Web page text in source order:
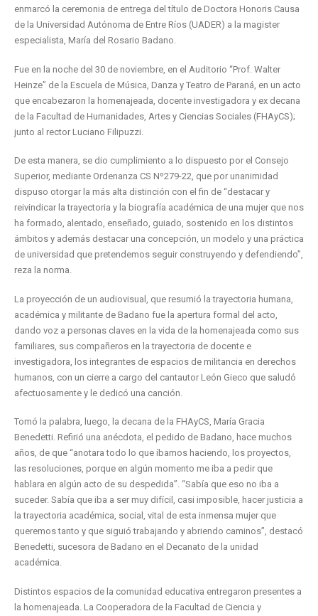
enmarcó la ceremonia de entrega del título de Doctora Honoris Causa
de la Universidad Autónoma de Entre Ríos (UADER) a la magister
especialista, María del Rosario Badano.
Fue en la noche del 30 de noviembre, en el Auditorio “Prof. Walter
Heinze” de la Escuela de Música, Danza y Teatro de Paraná, en un acto
que encabezaron la homenajeada, docente investigadora y ex decana
de la Facultad de Humanidades, Artes y Ciencias Sociales (FHAyCS);
junto al rector Luciano Filipuzzi.
De esta manera, se dio cumplimiento a lo dispuesto por el Consejo
Superior, mediante Ordenanza CS Nº279-22, que por unanimidad
dispuso otorgar la más alta distinción con el fin de “destacar y
reivindicar la trayectoria y la biografía académica de una mujer que nos
ha formado, alentado, enseñado, guiado, sostenido en los distintos
ámbitos y además destacar una concepción, un modelo y una práctica
de universidad que pretendemos seguir construyendo y defendiendo”,
reza la norma.
La proyección de un audiovisual, que resumió la trayectoria humana,
académica y militante de Badano fue la apertura formal del acto,
dando voz a personas claves en la vida de la homenajeada como sus
familiares, sus compañeros en la trayectoria de docente e
investigadora, los integrantes de espacios de militancia en derechos
humanos, con un cierre a cargo del cantautor León Gieco que saludó
afectuosamente y le dedicó una canción.
Tomó la palabra, luego, la decana de la FHAyCS, María Gracia
Benedetti. Refirió una anécdota, el pedido de Badano, hace muchos
años, de que “anotara todo lo que íbamos haciendo, los proyectos,
las resoluciones, porque en algún momento me iba a pedir que
hablara en algún acto de su despedida”. “Sabía que eso no iba a
suceder. Sabía que iba a ser muy difícil, casi imposible, hacer justicia a
la trayectoria académica, social, vital de esta inmensa mujer que
queremos tanto y que siguió trabajando y abriendo caminos”, destacó
Benedetti, sucesora de Badano en el Decanato de la unidad
académica.
Distintos espacios de la comunidad educativa entregaron presentes a
la homenajeada. La Cooperadora de la Facultad de Ciencia y